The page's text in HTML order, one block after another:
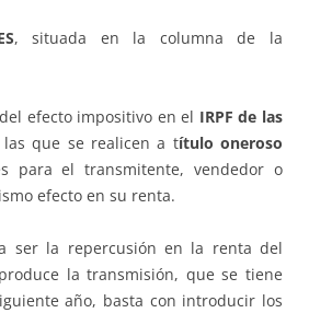
, situada en la columna de la
efecto impositivo en el IRPF de las
que se realicen a título oneroso
para el transmitente, vendedor o
efecto en su renta.
ser la repercusión en la renta del
la transmisión, que se tiene
año, basta con introducir los